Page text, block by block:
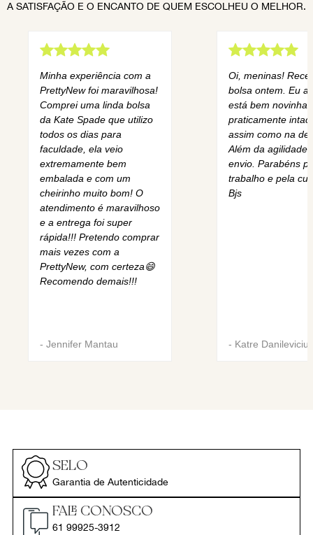
A SATISFAÇÃO E O ENCANTO DE QUEM ESCOLHEU O MELHOR.
Minha experiência com a
PrettyNew foi maravilhosa!
Comprei uma linda bolsa
da Kate Spade que utilizo
todos os dias para
faculdade, ela veio
extremamente bem
embalada e com um
cheirinho muito bom! O
atendimento é maravilhoso
e a entrega foi super
rápida!!! Pretendo comprar
mais vezes com a
PrettyNew, com certeza😄
Recomendo demais!!!
- Jennifer Mantau
Oi, meninas!
bolsa ontem. Eu
está bem novinha,
praticamente
assim como na
Além da agilidade
envio. Parabéns
trabalho e pela
Bjs
- Katre Danilevicius
SELO
Garantia de Autenticidade
FALE CONOSCO
61 99925-3912